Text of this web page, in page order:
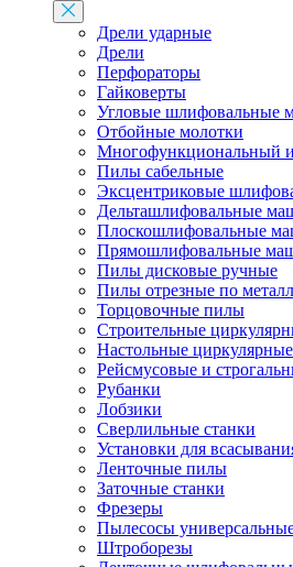
Дрели ударные
Дрели
Перфораторы
Гайковерты
Угловые шлифовальные
Отбойные молотки
Многофункциональный
Пилы сабельные
Эксцентриковые
Дельташлифовальные
Плоскошлифовальные
Прямошлифовальные
Пилы дисковые ручные
Пилы отрезные по
Торцовочные пилы
Строительные
Настольные
Рейсмусовые и
Рубанки
Лобзики
Сверлильные станки
Установки для
Ленточные пилы
Заточные станки
Фрезеры
Пылесосы
Штроборезы